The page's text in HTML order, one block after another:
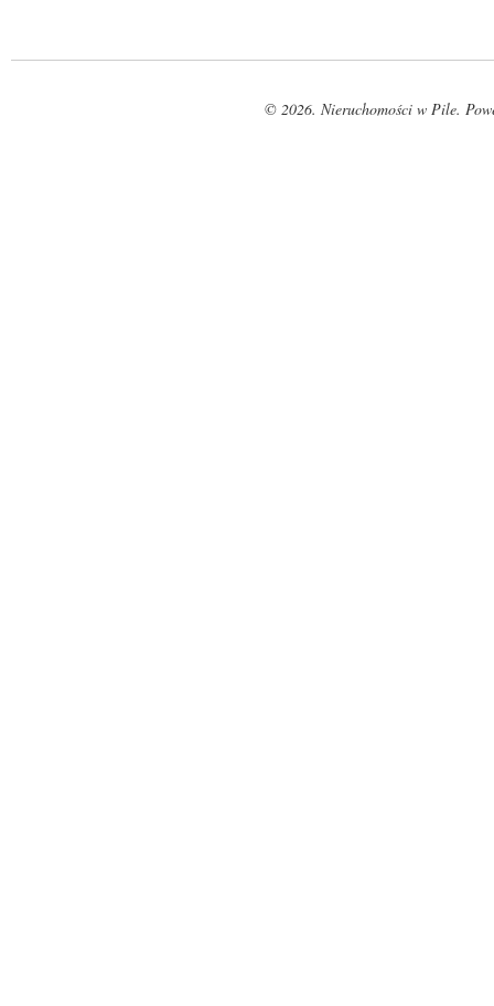
© 2026. Nieruchomości w Pile.